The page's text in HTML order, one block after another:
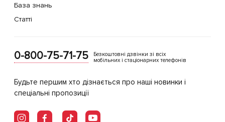
База знань
Статті
0-800-75-71-75
Безкоштовні дзвінки зі всіх
мобільних і стаціонарних телефонів
Будьте першим хто дізнається про наші новинки і
спеціальні пропозиції